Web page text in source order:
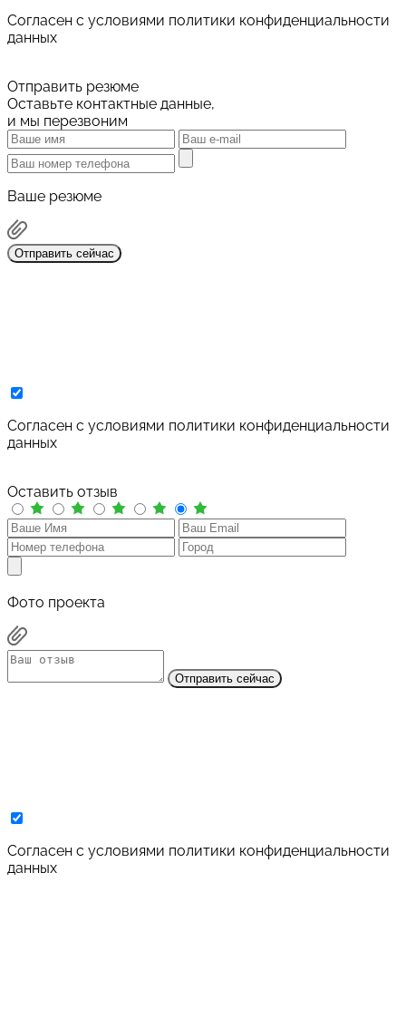
Cогласен с условиями политики конфиденциальности
данных
Отправить резюме
Оставьте контактные данные,
и мы перезвоним
Ваше резюме
Отправить сейчас
Cогласен с условиями политики конфиденциальности
данных
Оставить отзыв
Фото проекта
Отправить сейчас
Cогласен с условиями политики конфиденциальности
данных